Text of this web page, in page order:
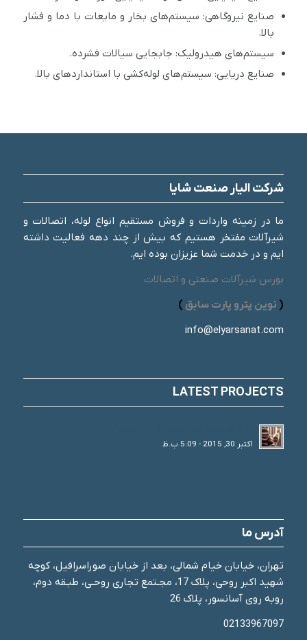
صنایع نیروگاهی: سیستم‌های بخار و مایعات با دما و فشار
بالا.
سیستم‌های هیدرولیک: جابجایی سیالات فشرده.
صنایع دریایی: سیستم‌های لوله‌کشی با استانداردهای بالا.
شرکت الیار صنعت شایا
ما در زمینه واردات و فروش مستقیم انواع لوله، اتصالات و
شیرآلات مفتخر هستیم که بیش از چند دهه فعالیت داشته
ایم و در خدمت شما عزیزان بوده ایم.
بورس شیرآلات صنعتی و اتصالات
( نوین پترو پارت سابق )
info@elyarsanat.com
LATEST PROJECTS
اکتبر 30, 2015 - 5:09 ب.ظ
آدرس ما
تهران، خیابان خیام شمالی، بعد از خیابان صوراسرافیل، کوچه
شهید اکبر روحی، پلاک 17، مجـتمع تجاری روحـی، طبـقه دوم،
روبه روی آسانسور، پلاک 26
02133967097